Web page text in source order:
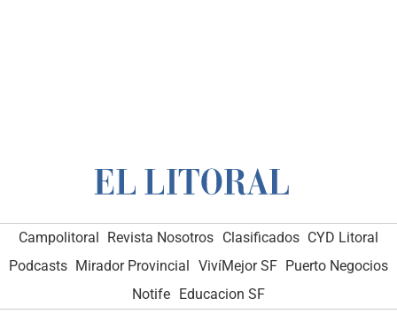
Campolitoral Revista Nosotros Clasificados CYD Litoral
Podcasts Mirador Provincial VivíMejor SF Puerto Negocios
Notife Educacion SF